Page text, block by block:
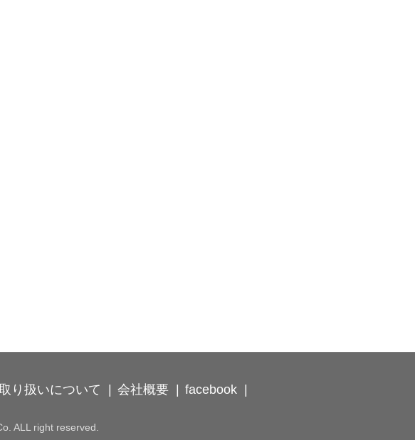
り扱いについて 会社概要 facebook
ALL right reserved.